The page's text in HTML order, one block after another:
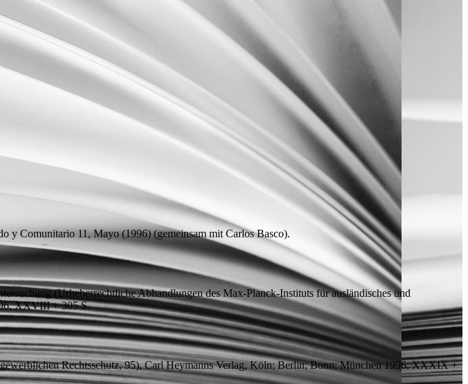
y Comunitario 11, Mayo (1996) (gemeinsam mit Carlos Basco).
(Urheberrechtliche Abhandlungen des Max-Planck-Instituts für ausländisches und
XXVIII + 305S.
Rechtsschutz, 95), Carl Heymanns Verlag, Köln; Berlin; Bonn; München 1996, XXXIX +